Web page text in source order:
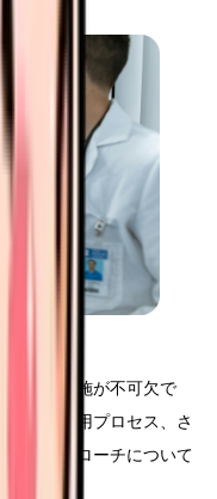
果的な実施が不可欠で
体的な採用プロセス、さ
的なアプローチについて